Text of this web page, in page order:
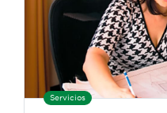
Servicios